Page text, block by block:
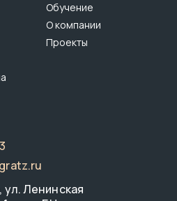
Обучение
Проекты
О компании
ул. Ленинская